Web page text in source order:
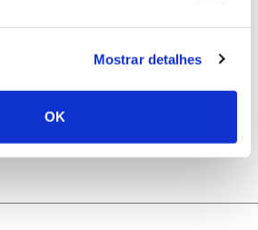
Mostrar detalhes
OK
procuram jovens voluntários